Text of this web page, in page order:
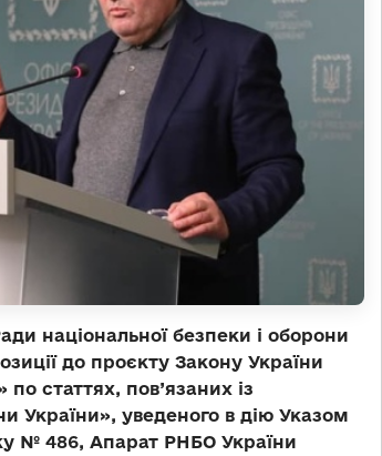
національної безпеки і оборони
до проєкту Закону України
статтях, пов’язаних із
України», уведеного в дію Указом
№ 486, Апарат РНБО України